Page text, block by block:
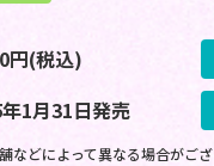
円(税込)
年1月31日発売
どによって異なる場合がござ